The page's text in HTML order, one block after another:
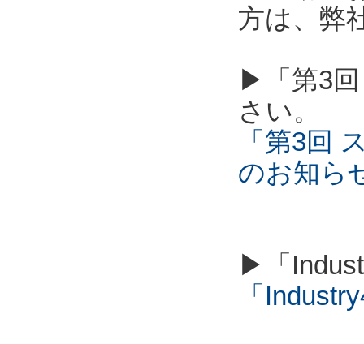
方は、弊
▶「第3回
さい。
「第3回
のお知ら
▶「
「